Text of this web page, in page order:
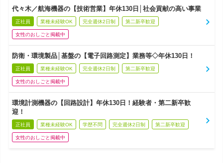
代々木／航海機器の【技術営業】年休130日│社会貢献の高い事業
正社員 業種未経験OK 完全週休2日制 第二新卒歓迎
女性のおしごと掲載中
防衛・環境製品│基盤の【電子回路測定】業務等◇年休130日！
正社員 業種未経験OK 完全週休2日制 第二新卒歓迎
女性のおしごと掲載中
環境計測機器の【回路設計】年休130日！経験者・第二新卒歓
迎！
正社員 業種未経験OK 学歴不問 完全週休2日制 第二新卒歓迎
女性のおしごと掲載中